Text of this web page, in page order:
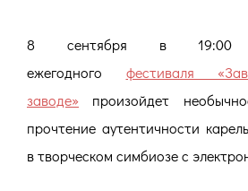
8 сентября в 19:00
ежегодного фестиваля
заводе» произойдет
прочтение аутентичности
в творческом симбиозе с